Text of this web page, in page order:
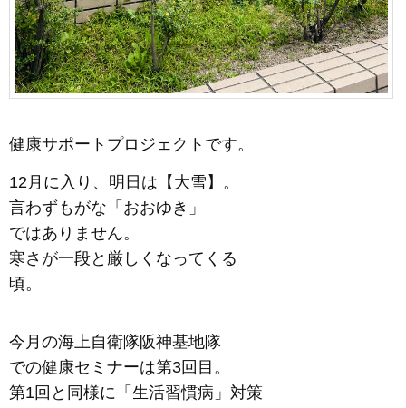
健康サポートプロジェクトです。
12月に入り、明日は【大雪】。
言わずもがな「おおゆき」
ではありません。
寒さが一段と厳しくなってくる
頃。
今月の海上自衛隊阪神基地隊
での健康セミナーは第3回目。
第1回と同様に「生活習慣病」対策